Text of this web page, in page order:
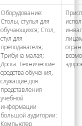
Оборудование:
Столы, стулья для
обучающихся; Стол,
стул для
преподавателя;
Трибуна малая;
Доска. Технические
средства обучения,
служащие для
представления
учебной
информации
большой аудитории:
Компьютер